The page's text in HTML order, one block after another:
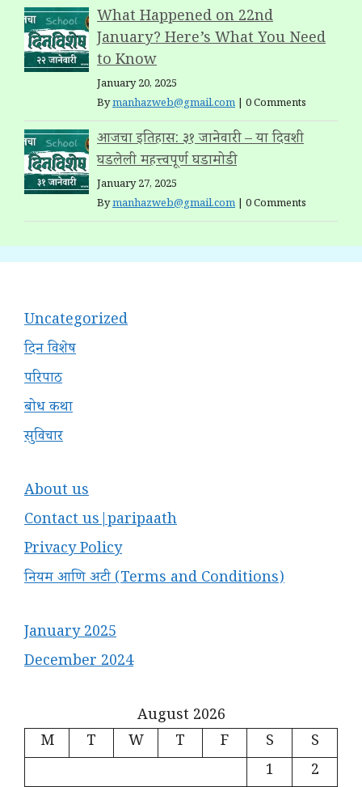
What Happened on 22nd
January? Here’s What You Need
to Know
January 20, 2025
Bymanhazweb@gmail.com | 0 Comments
आजचा इतिहास: ३१ जानेवारी – या दिवशी
घडलेली महत्त्वपूर्ण घडामोडी
January 27, 2025
Bymanhazweb@gmail.com | 0 Comments
Uncategorized
दिन विशेष
परिपाठ
बोध कथा
सुविचार
About us
Contact us|paripaath
Privacy Policy
नियम आणि अटी (Terms and Conditions)
January 2025
December 2024
August 2026
M
T W T F S
S
1
2